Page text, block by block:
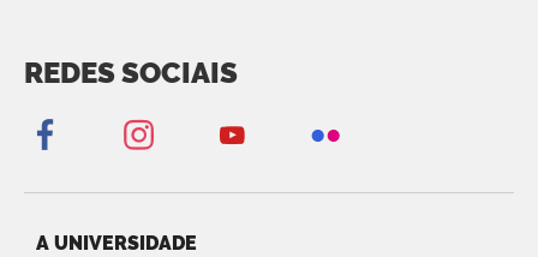
REDES SOCIAIS
A UNIVERSIDADE